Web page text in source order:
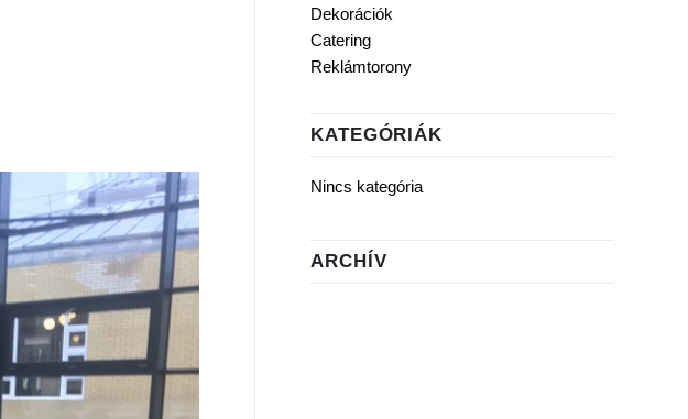
Dekorációk
Catering
Reklámtorony
KATEGÓRIÁK
Nincs kategória
ARCHÍV